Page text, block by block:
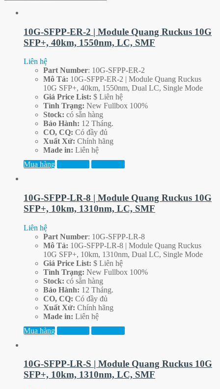
10G-SFPP-ER-2 | Module Quang Ruckus 10G
SFP+, 40km, 1550nm, LC, SMF
Liên hệ
Part Number: 10G-SFPP-ER-2
Mô Tả: 10G-SFPP-ER-2 | Module Quang Ruckus
10G SFP+, 40km, 1550nm, Dual LC, Single Mode
Giá Price List: $ Liên hệ
Tình Trạng: New Fullbox 100%
Stock: có sẵn hàng
Bảo Hành: 12 Tháng.
CO, CQ: Có đầy đủ
Xuất Xứ: Chính hãng
Made in: Liên hệ
Mua hàng
10G-SFPP-LR-8 | Module Quang Ruckus 10G
SFP+, 10km, 1310nm, LC, SMF
Liên hệ
Part Number: 10G-SFPP-LR-8
Mô Tả: 10G-SFPP-LR-8 | Module Quang Ruckus
10G SFP+, 10km, 1310nm, Dual LC, Single Mode
Giá Price List: $ Liên hệ
Tình Trạng: New Fullbox 100%
Stock: có sẵn hàng
Bảo Hành: 12 Tháng.
CO, CQ: Có đầy đủ
Xuất Xứ: Chính hãng
Made in: Liên hệ
Mua hàng
10G-SFPP-LR-S | Module Quang Ruckus 10G
SFP+, 10km, 1310nm, LC, SMF